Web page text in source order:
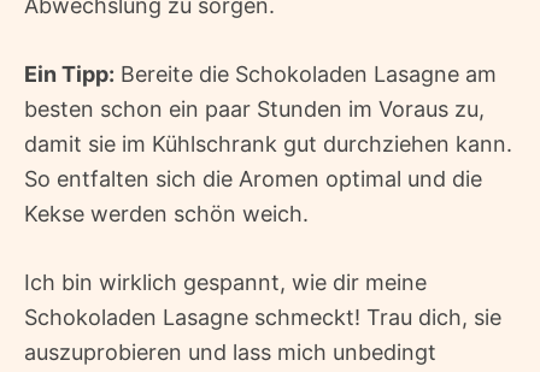
Abwechslung zu sorgen.
Ein Tipp: Bereite die Schokoladen Lasagne am
besten schon ein paar Stunden im Voraus zu,
damit sie im Kühlschrank gut durchziehen kann.
So entfalten sich die Aromen optimal und die
Kekse werden schön weich.
Ich bin wirklich gespannt, wie dir meine
Schokoladen Lasagne schmeckt! Trau dich, sie
auszuprobieren und lass mich unbedingt